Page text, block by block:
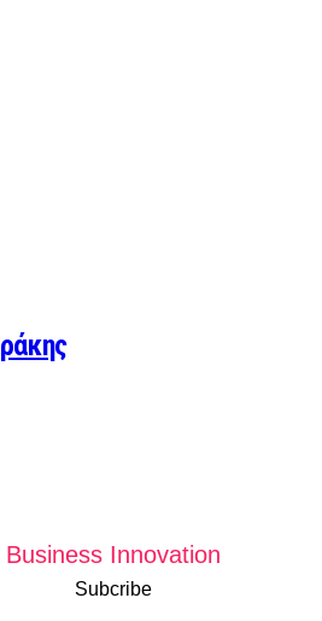
Business Innovation
Subcribe